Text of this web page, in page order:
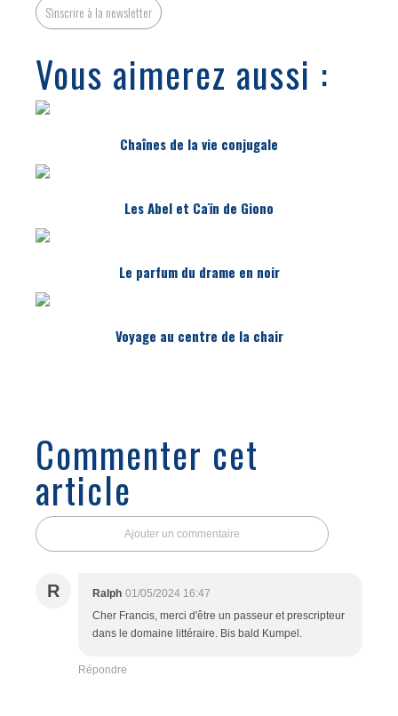
S'inscrire à la newsletter
Vous aimerez aussi :
Chaînes de la vie conjugale
Les Abel et Caïn de Giono
Le parfum du drame en noir
Voyage au centre de la chair
Commenter cet
article
Ajouter un commentaire
R Ralph 01/05/2024 16:47
Cher Francis, merci d'être un passeur et prescripteur
dans le domaine littéraire. Bis bald Kumpel.
Répondre